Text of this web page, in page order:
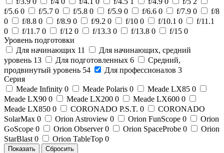
f/5.6 0 f/5.7 0 f/5.8 0 f/5.9 0 f/6.6 0 f/7.9 0
f/8
0
f/8.8 0 f/8.9 0 f/9.2 0 f/10 0 f/10.1 0
f/11.1
0
f/11.7 0 f/12 0 f/13.3 0 f/13.8 0 f/15 0
Уровень подготовки
Для начинающих 11
Для начинающих, средний
уровень 13 Для подготовленных 6
Средний,
продвинутый уровень 54 Для профессионалов 3
Серия
Meade Infinity 0 Meade Polaris 0 Meade LX85 0
Meade LX90 0 Meade LX200 0 Meade LX600 0
Meade LX850 0 CORONADO P.S.T. 0
CORONADO
SolarMax 0 Orion Astroview 0 Orion FunScope 0
Orion
GoScope 0 Orion Observer0 Orion SpaceProbe 0
Orion
StarBlast 0 Orion TableTop 0